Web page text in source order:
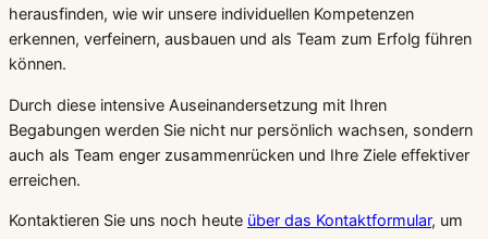
herausfinden, wie wir unsere individuellen Kompetenzen
erkennen, verfeinern, ausbauen und als Team zum Erfolg führen
können.
Durch diese intensive Auseinandersetzung mit Ihren
Begabungen werden Sie nicht nur persönlich wachsen, sondern
auch als Team enger zusammenrücken und Ihre Ziele effektiver
erreichen.
Kontaktieren Sie uns noch heute über das Kontaktformular, um